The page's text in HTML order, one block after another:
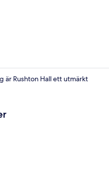
är Rushton Hall ett utmärkt